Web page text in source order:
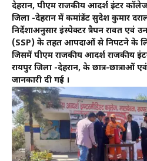
देहरादून, पीएम राजकीय आदर्श इंटर
जिला -देहरादून में कमांडेंट सुदेश कुमार
निर्देशाअनुसार इंस्पेक्टर त्रैपन रावत एवं
(SSP) के तहत आपदाओं से निपटने के लिए
जिसमें पीएम राजकीय आदर्श राजकीय
रायपुर जिला -देहरादून, के छात्र-छात्राओं
जानकारी दी गई ।